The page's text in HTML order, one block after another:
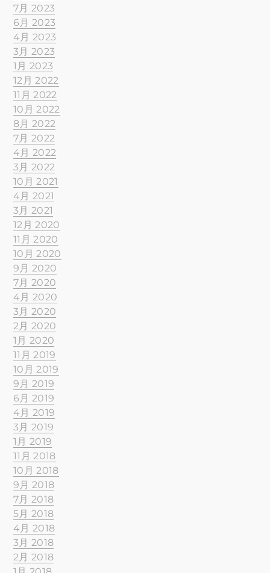
7月 2023
6月 2023
4月 2023
3月 2023
1月 2023
12月 2022
11月 2022
10月 2022
8月 2022
7月 2022
4月 2022
3月 2022
10月 2021
4月 2021
3月 2021
12月 2020
11月 2020
10月 2020
9月 2020
7月 2020
4月 2020
3月 2020
2月 2020
1月 2020
11月 2019
10月 2019
9月 2019
6月 2019
4月 2019
3月 2019
1月 2019
11月 2018
10月 2018
9月 2018
7月 2018
5月 2018
4月 2018
3月 2018
2月 2018